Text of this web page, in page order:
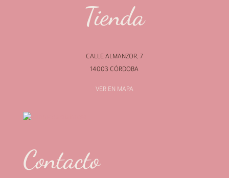
Tienda
CALLE ALMANZOR, 7
14003 CÓRDOBA
VER EN MAPA
Contacto